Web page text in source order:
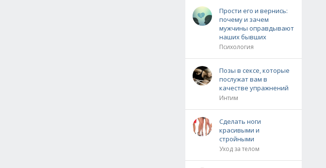
Прости его и вернись:
почему и зачем
мужчины оправдывают
наших бывших
Психология
Позы в сексе, которые
послужат вам в
качестве упражнений
Интим
Сделать ноги
красивыми и
стройными
Уход за телом